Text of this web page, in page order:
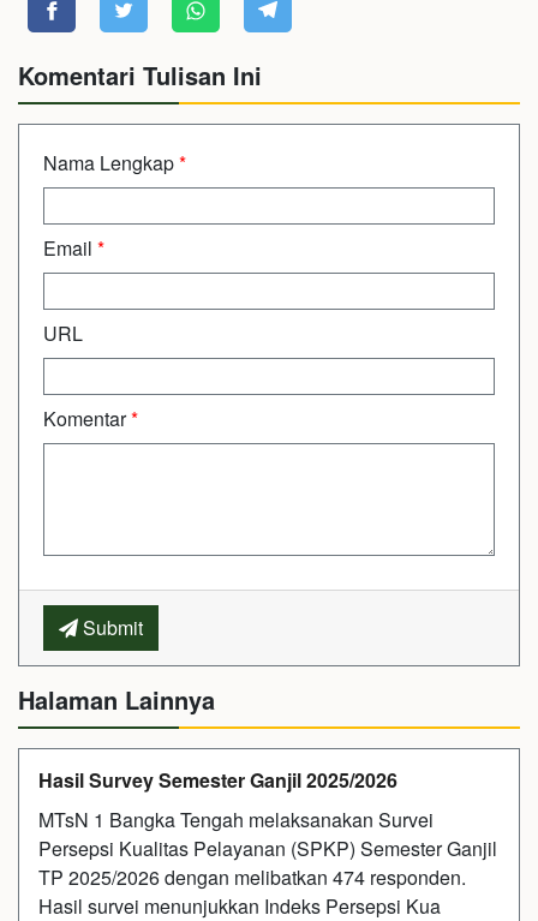
Komentari Tulisan Ini
Nama Lengkap*
Email *
URL
Komentar*
Submit
Halaman Lainnya
Hasil Survey Semester Ganjil 2025/2026
MTsN 1 Bangka Tengah melaksanakan Survei
Persepsi Kualitas Pelayanan (SPKP) Semester Ganjil
TP 2025/2026 dengan melibatkan 474 responden.
Hasil survei menunjukkan Indeks Persepsi Kua